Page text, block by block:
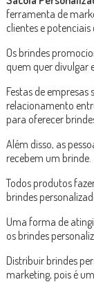
ferramenta de
clientes e potenciais
Os brindes
quem quer divulgar
Festas de
relacionamento
para oferecer
Além disso, as
recebem um brinde.
Todos produtos
brindes
Uma forma de
os brindes
Distribuir brindes
marketing, pois é